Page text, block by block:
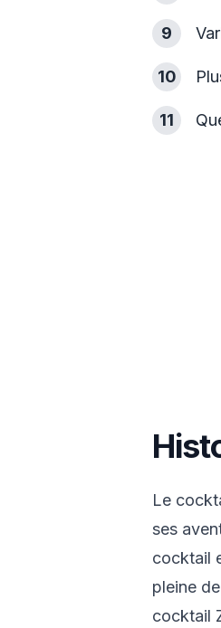
9
10
11
Le
ses
cocktail
pleine
cocktail